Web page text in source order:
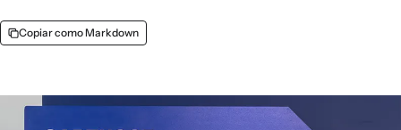
Copiar como Markdown